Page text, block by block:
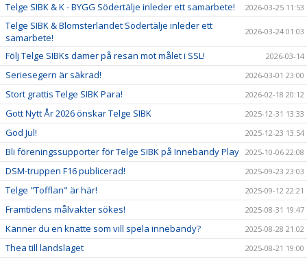
Telge SIBK & K - BYGG Södertälje inleder ett samarbete! 2026-03-25 11:53
Telge SIBK & Blomsterlandet Södertälje inleder ett
samarbete!
2026-03-24 01:03
Följ Telge SIBKs damer på resan mot målet i SSL! 2026-03-14
Seriesegern är säkrad! 2026-03-01 23:00
Stort grattis Telge SIBK Para! 2026-02-18 20:12
Gott Nytt År 2026 önskar Telge SIBK 2025-12-31 13:33
God Jul! 2025-12-23 13:54
Bli föreningssupporter för Telge SIBK på Innebandy Play 2025-10-06 22:08
DSM-truppen F16 publicerad! 2025-09-23 23:03
Telge "Tofflan" är här! 2025-09-12 22:21
Framtidens målvakter sökes! 2025-08-31 19:47
Känner du en knatte som vill spela innebandy? 2025-08-28 21:02
Thea till landslaget 2025-08-21 19:00